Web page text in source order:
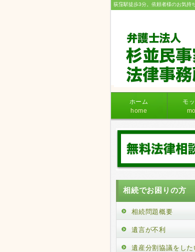
荻窪駅徒歩3分。依頼者様のお気持
ホーム
home
モ
相続でお困りの方
相続問題概要
遺言が不利
遺産分割協議をした